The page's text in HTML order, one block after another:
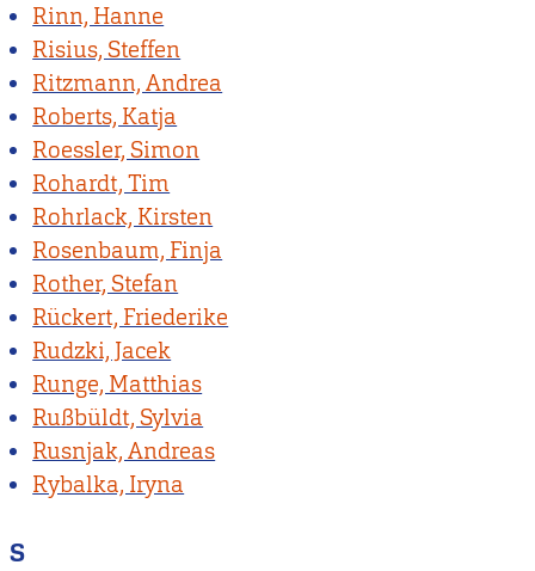
Rinn, Hanne
Risius, Steffen
Ritzmann, Andrea
Roberts, Katja
Roessler, Simon
Rohardt, Tim
Rohrlack, Kirsten
Rosenbaum, Finja
Rother, Stefan
Rückert, Friederike
Rudzki, Jacek
Runge, Matthias
Rußbüldt, Sylvia
Rusnjak, Andreas
Rybalka, Iryna
S